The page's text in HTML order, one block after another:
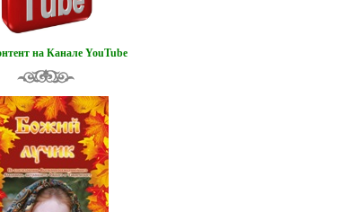
на Канале YouTube